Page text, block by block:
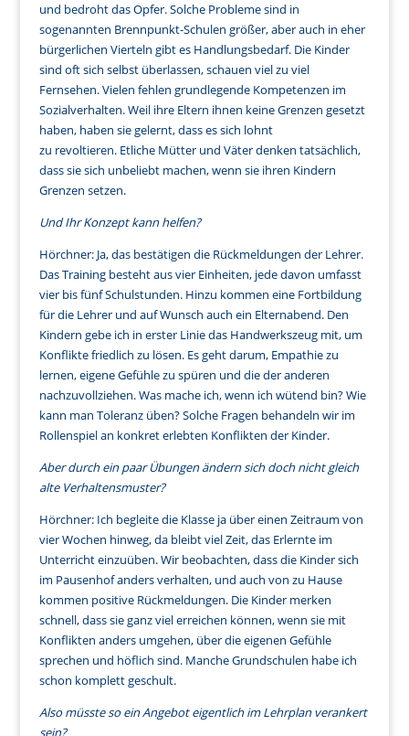
und bedroht das Opfer. Solche Probleme sind in
sogenannten Brennpunkt-Schulen größer, aber auch in eher
bürgerlichen Vierteln gibt es Handlungsbedarf. Die Kinder
sind oft sich selbst überlassen, schauen viel zu viel
Fernsehen. Vielen fehlen grundlegende Kompetenzen im
Sozialverhalten. Weil ihre Eltern ihnen keine Grenzen gesetzt
haben, haben sie gelernt, dass es sich lohnt
zu revoltieren. Etliche Mütter und Väter denken tatsächlich,
dass sie sich unbeliebt machen, wenn sie ihren Kindern
Grenzen setzen.
Und Ihr Konzept kann helfen?
Hörchner: Ja, das bestätigen die Rückmeldungen der Lehrer.
Das Training besteht aus vier Einheiten, jede davon umfasst
vier bis fünf Schulstunden. Hinzu kommen eine Fortbildung
für die Lehrer und auf Wunsch auch ein Elternabend. Den
Kindern gebe ich in erster Linie das Handwerkszeug mit, um
Konflikte friedlich zu lösen. Es geht darum, Empathie zu
lernen, eigene Gefühle zu spüren und die der anderen
nachzuvollziehen. Was mache ich, wenn ich wütend bin? Wie
kann man Toleranz üben? Solche Fragen behandeln wir im
Rollenspiel an konkret erlebten Konflikten der Kinder.
Aber durch ein paar Übungen ändern sich doch nicht gleich
alte Verhaltensmuster?
Hörchner: Ich begleite die Klasse ja über einen Zeitraum von
vier Wochen hinweg, da bleibt viel Zeit, das Erlernte im
Unterricht einzuüben. Wir beobachten, dass die Kinder sich
im Pausenhof anders verhalten, und auch von zu Hause
kommen positive Rückmeldungen. Die Kinder merken
schnell, dass sie ganz viel erreichen können, wenn sie mit
Konflikten anders umgehen, über die eigenen Gefühle
sprechen und höflich sind. Manche Grundschulen habe ich
schon komplett geschult.
Also müsste so ein Angebot eigentlich im Lehrplan verankert
sein?